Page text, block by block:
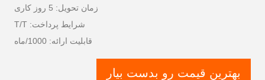
زمان تحویل: 5 روز کاری
شرایط پرداخت: T/T
قابلیت ارائه: 1000/ماه
بهترین قیمت رو بدست بیار